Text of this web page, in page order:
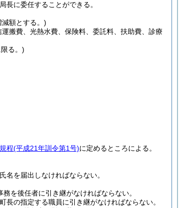
長に委任することができる。
額とする。)
搬費、光熱水費、保険料、委託料、扶助費、診療
る。)
程(平成21年訓令第1号)に定めるところによる。
を届出しなければならない。
を後任者に引き継がなければならない。
の指定する職員に引き継がなければならない。